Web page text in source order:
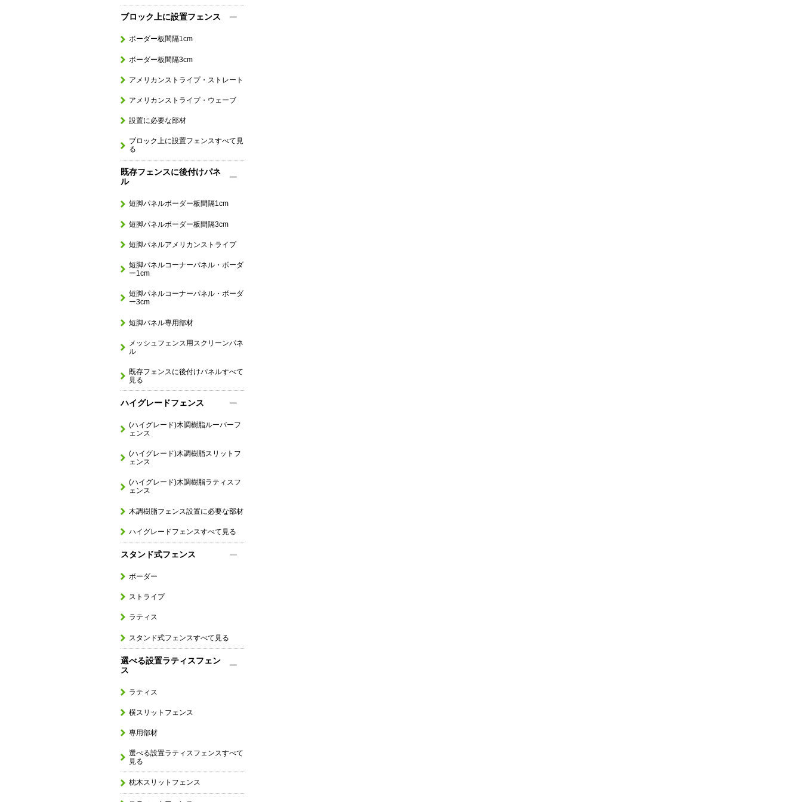
ブロック上に設置フェンス
ボーダー板間隔1cm
ボーダー板間隔3cm
アメリカンストライプ・ストレート
アメリカンストライプ・ウェーブ
設置に必要な部材
ブロック上に設置フェンスすべて見
る
既存フェンスに後付けパネ
ル
短脚パネルボーダー板間隔1cm
短脚パネルボーダー板間隔3cm
短脚パネルアメリカンストライプ
短脚パネルコーナーパネル・ボーダ
ー1cm
短脚パネルコーナーパネル・ボーダ
ー3cm
短脚パネル専用部材
メッシュフェンス用スクリーンパネ
ル
既存フェンスに後付けパネルすべて
見る
ハイグレードフェンス
(ハイグレード)木調樹脂ルーバーフ
ェンス
(ハイグレード)木調樹脂スリットフ
ェンス
(ハイグレード)木調樹脂ラティスフ
ェンス
木調樹脂フェンス設置に必要な部材
ハイグレードフェンスすべて見る
スタンド式フェンス
ボーダー
ストライプ
ラティス
スタンド式フェンスすべて見る
選べる設置ラティスフェン
ス
ラティス
横スリットフェンス
専用部材
選べる設置ラティスフェンスすべて
見る
枕木スリットフェンス